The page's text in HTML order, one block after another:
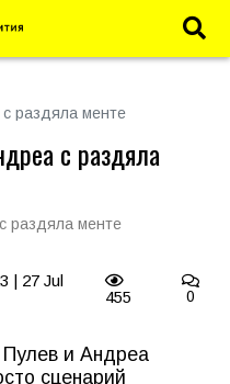
раздяла менте
с раздяла
| 27 Jul
455 0
и Андреа
сценарий